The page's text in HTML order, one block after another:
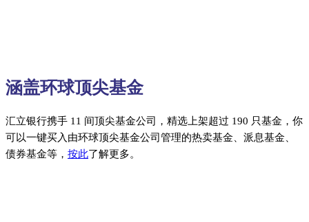
涵盖环球顶尖基金​
汇立银行携手 11 间顶尖基金公司，精选上架超过 190 只基金，你
可以一键买入由环球顶尖基金公司管理的热卖基金、派息基金、
债券基金等， 按此了解更多。